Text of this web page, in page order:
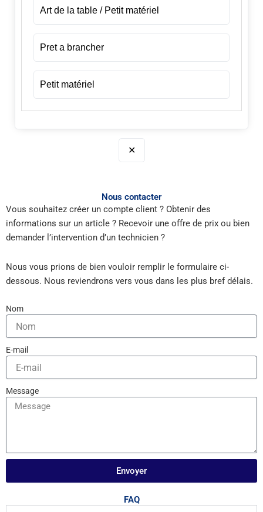
Art de la table / Petit matériel
Pret a brancher
Petit matériel
✕
Nous contacter
Vous souhaitez créer un compte client ? Obtenir des
informations sur un article ? Recevoir une offre de prix ou bien
demander l’intervention d’un technicien ?
Nous vous prions de bien vouloir remplir le formulaire ci-
dessous. Nous reviendrons vers vous dans les plus bref délais.
Nom
E-mail
Message
Envoyer
FAQ